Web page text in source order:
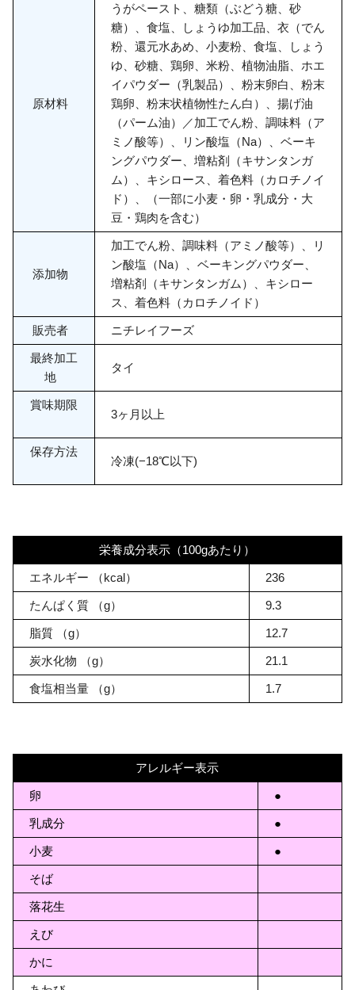
原材料
うがペースト、糖類（ぶどう糖、砂
糖）、食塩、しょうゆ加工品、衣（でん
粉、還元水あめ、小麦粉、食塩、しょう
ゆ、砂糖、鶏卵、米粉、植物油脂、ホエ
イパウダー（乳製品）、粉末卵白、粉末
鶏卵、粉末状植物性たん白）、揚げ油
（パーム油）／加工でん粉、調味料（ア
ミノ酸等）、リン酸塩（Na）、ベーキ
ングパウダー、増粘剤（キサンタンガ
ム）、キシロース、着色料（カロチノイ
ド）、（一部に小麦・卵・乳成分・大
豆・鶏肉を含む）
添加物
加工でん粉、調味料（アミノ酸等）、リ
ン酸塩（Na）、ベーキングパウダー、
増粘剤（キサンタンガム）、キシロー
ス、着色料（カロチノイド）
販売者 ニチレイフーズ
最終加工
地
タイ
賞味期限
3ヶ月以上
保存方法
冷凍(−18℃以下)
栄養成分表示（100gあたり）
エネルギー （kcal） 236
たんぱく質（g） 9.3
脂質（g） 12.7
炭水化物 （g） 21.1
食塩相当量（g） 1.7
アレルギー表示
卵 ●
乳成分 ●
小麦 ●
そば
落花生
えび
かに